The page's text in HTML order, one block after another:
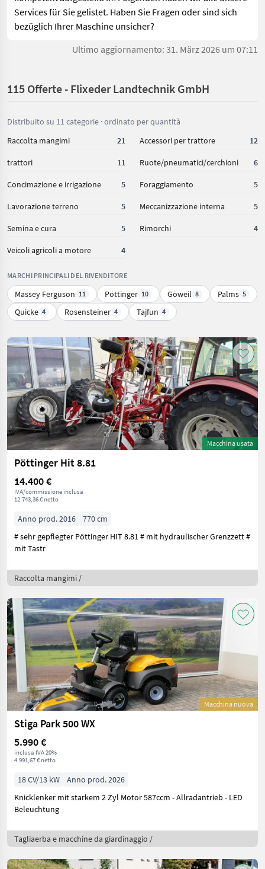
Services für Sie gelistet. Haben Sie Fragen oder sind sich
bezüglich Ihrer Maschine unsicher?
Ultimo aggiornamento: 31. März 2026 um 07:11
115 Offerte - Flixeder Landtechnik GmbH
Distribuito su 11 categorie · ordinato per quantità
Raccolta mangimi
21 Accessori per trattore 12
trattori 11 Ruote/pneumatici/cerchioni 6
Concimazione e irrigazione 5 Foraggiamento 5
Lavorazione terreno 5 Meccanizzazione interna 5
Semina e cura 5 Rimorchi 4
Veicoli agricoli a motore 4
MARCHI PRINCIPALI DEL RIVENDITORE
Massey Ferguson 11 Pöttinger 10 Göweil 8 Palms 5
Quicke 4 Rosensteiner 4 Tajfun 4
Macchina usata
Pöttinger Hit 8.81
14.400 €
IVA/commissione inclusa
12.743,36 € netto
Anno prod. 2016
770 cm
# sehr gepflegter Pöttinger HIT 8.81 # mit hydraulischer Grenzzett #
mit Tastr
Raccolta mangimi /
Macchina nuova
Stiga Park 500 WX
5.990 €
inclusa IVA 20%
4.991,67 € netto
18 CV/13 kW
Anno prod. 2026
Knicklenker mit starkem 2 Zyl Motor 587ccm - Allradantrieb - LED
Beleuchtung
Tagliaerba e macchine da giardinaggio /